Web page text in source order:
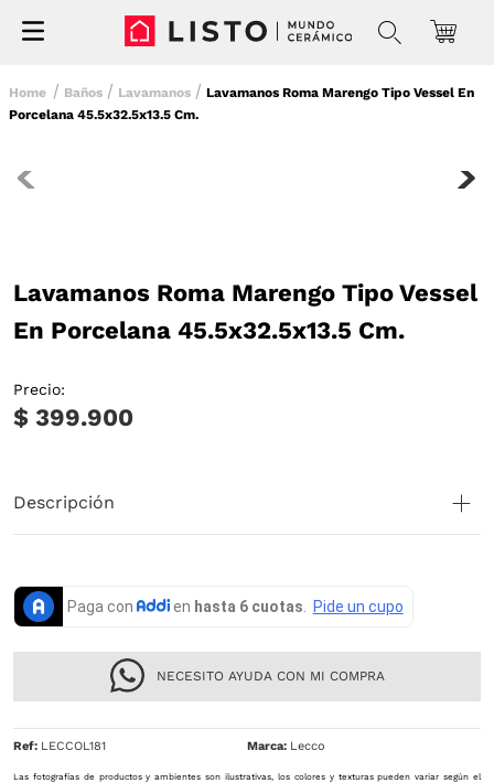
Baños Lavamanos
Lavamanos Roma Marengo Tipo Vessel En
Porcelana 45.5x32.5x13.5 Cm.
Lavamanos Roma Marengo Tipo Vessel
En Porcelana 45.5x32.5x13.5 Cm.
Precio:
$ 399.900
Descripción
NECESITO AYUDA CON MI COMPRA
Ref: LECCOL181 Lecco
Las fotografías de productos y ambientes son ilustrativas, los colores y texturas pueden variar según el